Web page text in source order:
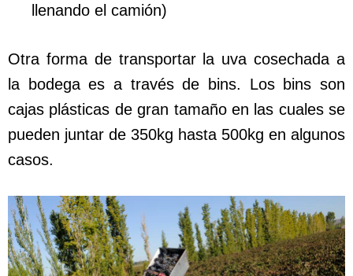
llenando el camión)
Otra forma de transportar la uva cosechada a
la bodega es a través de bins. Los bins son
cajas plásticas de gran tamaño en las cuales se
pueden juntar de 350kg hasta 500kg en algunos
casos.